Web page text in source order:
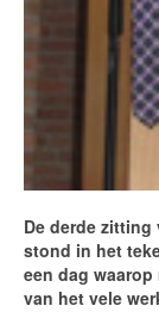
De derde
stond in het
een dag
van het vele